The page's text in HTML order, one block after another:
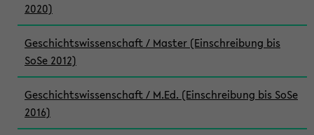
2020)
Geschichtswissenschaft / Master (Einschreibung bis
SoSe 2012)
Geschichtswissenschaft / M.Ed. (Einschreibung bis SoSe
2016)